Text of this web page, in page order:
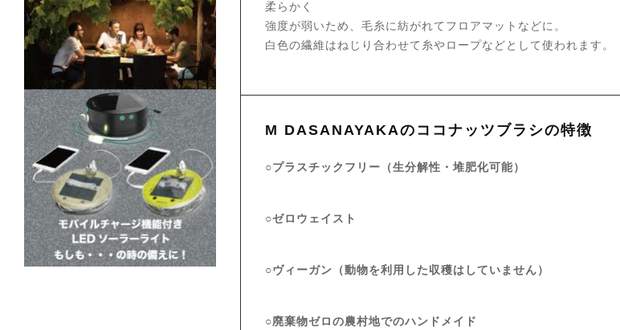
柔らかく
強度が弱いため、毛糸に紡がれてフロアマットなどに。
白色の繊維はねじり合わせて糸やロープなどとして使われます。
M DASANAYAKAのココナッツブラシの特徴
○プラスチックフリー（生分解性・堆肥化可能）
○ゼロウェイスト
○ヴィーガン（動物を利用した収穫はしていません）
○廃棄物ゼロの農村地でのハンドメイド